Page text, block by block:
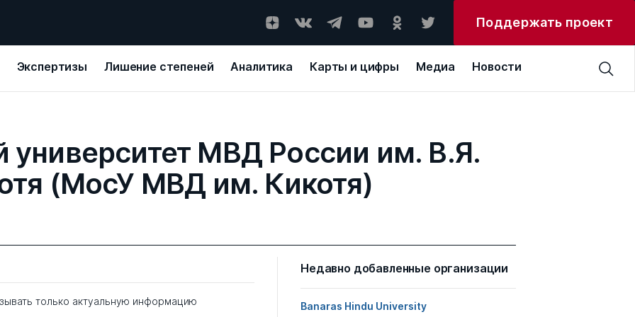
Поддержать проект
Экспертизы Лишение степеней Аналитика Карты и цифры Медиа Новости
университет МВД России им. В.Я.
(МосУ МВД им. Кикотя)
только актуальную информацию
Недавно добавленные организации
Banaras Hindu University